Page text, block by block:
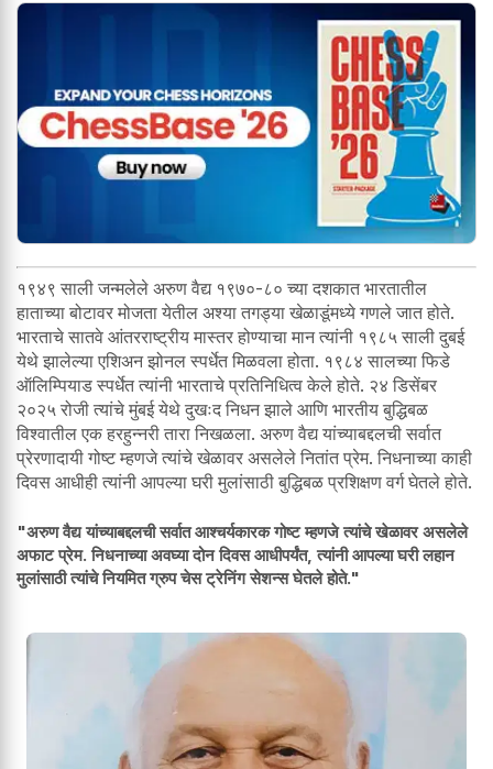
१९४९ साली जन्मलेले अरुण वैद्य १९७०-८० च्या दशकात भारतातील
हाताच्या बोटावर मोजता येतील अश्या तगड्या खेळाडूंमध्ये गणले जात होते.
भारताचे सातवे आंतरराष्ट्रीय मास्तर होण्याचा मान त्यांनी १९८५ साली दुबई
येथे झालेल्या एशिअन झोनल स्पर्धेत मिळवला होता. १९८४ सालच्या फिडे
ऑलिम्पियाड स्पर्धेत त्यांनी भारताचे प्रतिनिधित्व केले होते. २४ डिसेंबर
२०२५ रोजी त्यांचे मुंबई येथे दुखःद निधन झाले आणि भारतीय बुद्धिबळ
विश्वातील एक हरहुन्नरी तारा निखळला. अरुण वैद्य यांच्याबद्दलची सर्वात
प्रेरणादायी गोष्ट म्हणजे त्यांचे खेळावर असलेले नितांत प्रेम. निधनाच्या काही
दिवस आधीही त्यांनी आपल्या घरी मुलांसाठी बुद्धिबळ प्रशिक्षण वर्ग घेतले होते.
"अरुण वैद्य यांच्याबद्दलची सर्वात आश्चर्यकारक गोष्ट म्हणजे त्यांचे खेळावर असलेले
अफाट प्रेम. निधनाच्या अवघ्या दोन दिवस आधीपर्यंत, त्यांनी आपल्या घरी लहान
मुलांसाठी त्यांचे नियमित ग्रुप चेस ट्रेनिंग सेशन्स घेतले होते."